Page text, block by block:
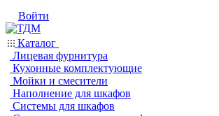
Войти
Каталог
Лицевая фурнитура
Кухонные комплектующие
Мойки и смесители
Наполнение для шкафов
Системы для шкафов